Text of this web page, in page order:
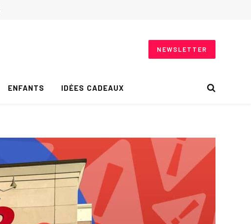
NEWSLETTER
ENFANTS IDÉES CADEAUX